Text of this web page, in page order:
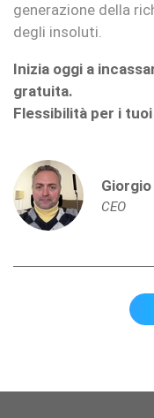
generazione della
degli insoluti.
Inizia oggi a
gratuita.
Flessibilità per i
Giorgio
CEO